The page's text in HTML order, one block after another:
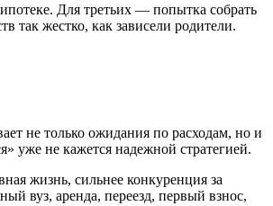
Для третьих — попытка собрать
так жестко, как зависели родители.
не только ожидания по расходам, но и
уже не кажется надежной стратегией.
жизнь, сильнее конкуренция за
вуз, аренда, переезд, первый взнос,